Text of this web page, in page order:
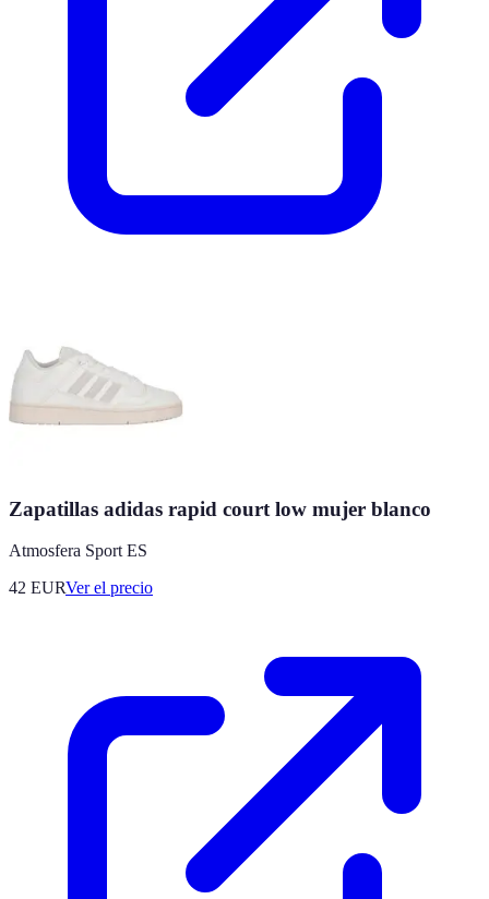
Zapatillas adidas rapid court low mujer blanco
Atmosfera Sport ES
42 EURVer el precio